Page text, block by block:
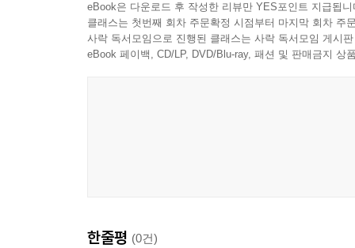
eBook은 다운로드 후 작성한 리뷰만 YES포인트 지급됩니
클래스는 첫번째 회차 주문확정 시점부터 마지막 회차 주
사락 독서모임으로 진행된 클래스는 사락 독서모임 게시
eBook 페이백, CD/LP, DVD/Blu-ray, 패션 및 판매금지 상
한줄평 (0건)